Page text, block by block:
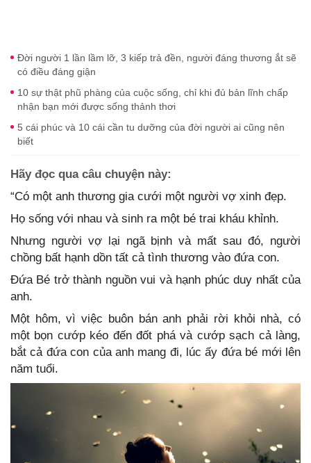
Đời người 1 lần lầm lỡ, 3 kiếp trả đền, người đáng thương ắt sẽ
có điều đáng giận
10 sự thật phũ phàng của cuộc sống, chỉ khi đủ bản lĩnh chấp
nhận bạn mới được sống thảnh thơi
5 cái phúc và 10 cái cần tu dưỡng của đời người ai cũng nên
biết
Hãy đọc qua câu chuyện này:
“Có một anh thương gia cưới một người vợ xinh đẹp.
Họ sống với nhau và sinh ra một bé trai kháu khỉnh.
Nhưng người vợ lại ngã bịnh và mất sau đó, người
chồng bất hạnh dồn tất cả tình thương vào đứa con.
Đứa Bé trở thành nguồn vui và hạnh phúc duy nhất của
anh.
Một hôm, vì việc buôn bán anh phải rời khỏi nhà, có
một bọn cướp kéo đến đốt phá và cướp sạch cả làng,
bắt cả đứa con của anh mang đi, lúc ấy đứa bé mới lên
năm tuổi.